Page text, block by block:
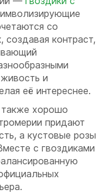
со
создавая контраст,
и
её интереснее.
хорошо
придают
а кустовые розы
с гвоздиками